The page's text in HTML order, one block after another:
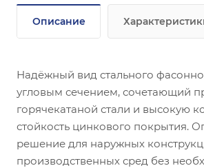
Описание
Надёжный вид стального
угловым сечением, сочетающий
горячекатаной стали и высокую
стойкость цинкового покрытия.
решение для наружных
производственных сред без